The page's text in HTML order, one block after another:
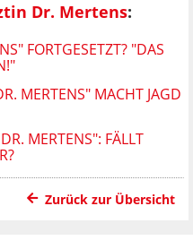
Dr. Mertens:
FORTGESETZT? "DAS
MERTENS" MACHT JAGD
MERTENS": FÄLLT T
Zurück zur Übersicht